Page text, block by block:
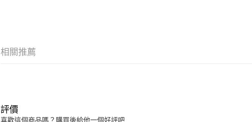
相關推薦
評價
喜歡這個商品嗎？購買後給他一個好評吧